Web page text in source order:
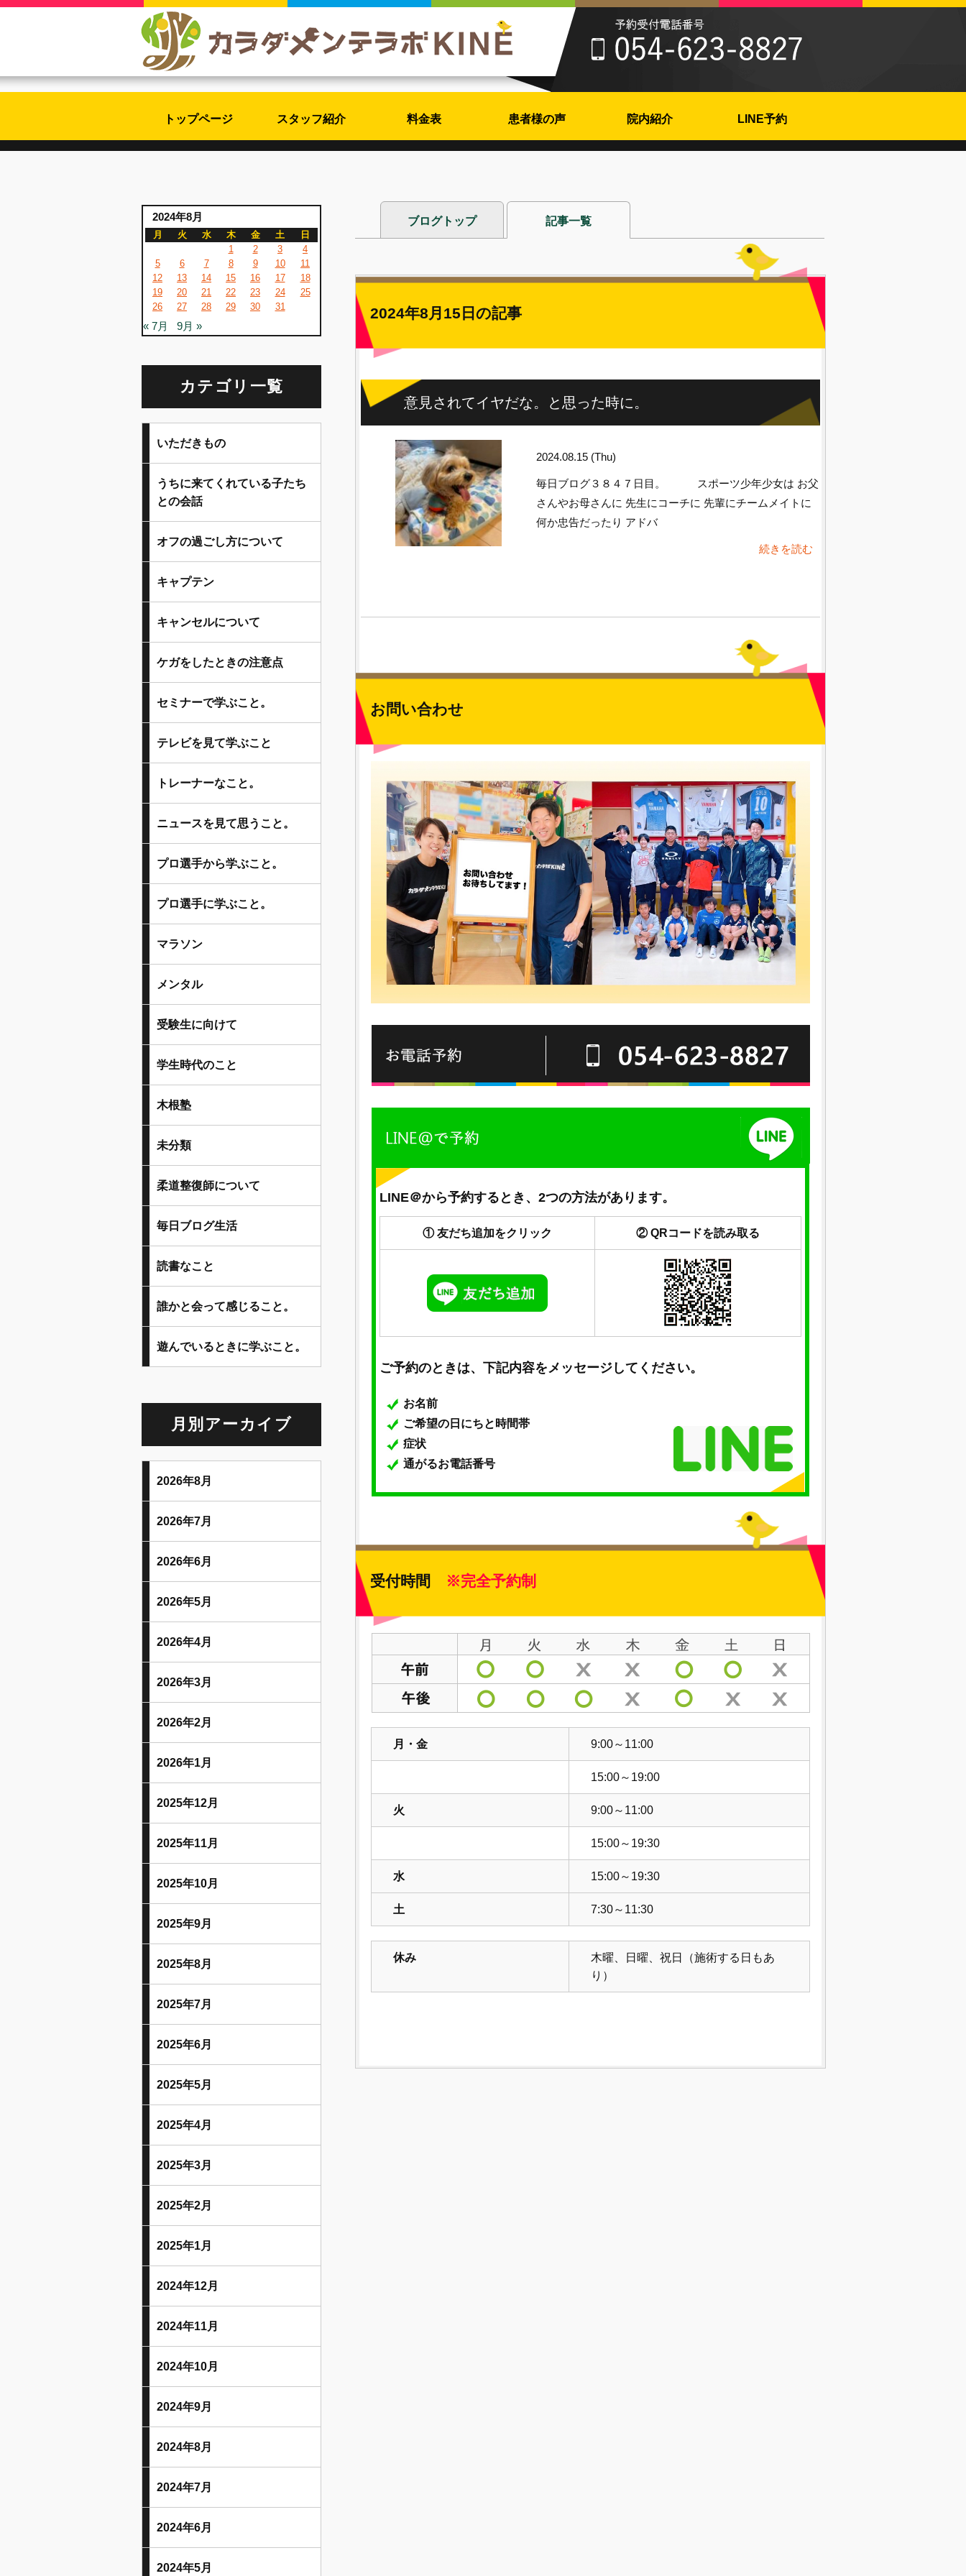
トップページ スタッフ紹介 料金表 患者様の声 院内紹介 LINE予約
ブログトップ 記事一覧
2024年8月15日の記事
意見されてイヤだな。と思った時に。
2024.08.15 (Thu)
毎日ブログ３８４７日目。 スポーツ少年少女は お父
さんやお母さんに 先生にコーチに 先輩にチームメイトに
何か忠告だったり アドバ
続きを読む
お問い合わせ
LINE＠から予約するとき、2つの方法があります。
① 友だち追加をクリック ② QRコードを読み取る
ご予約のときは、下記内容をメッセージしてください。
お名前
ご希望の日にちと時間帯
症状
通がるお電話番号
受付時間 ※完全予約制
月・金 9:00～11:00
15:00～19:00
火 9:00～11:00
15:00～19:30
水 15:00～19:30
土 7:30～11:30
休み
木曜、日曜、祝日（施術する日もあ
り）
2024年8月
月 火 水 木 金 土
日
1
2 3
4
5
6 7 8 9 10
11
12
13 14 15 16 17
18
19
20 21 22 23 24
25
26
27 28 29 30 31
« 7月 9月 »
カテゴリ一覧
いただきもの
うちに来てくれている子たち
との会話
オフの過ごし方について
キャプテン
キャンセルについて
ケガをしたときの注意点
セミナーで学ぶこと。
テレビを見て学ぶこと
トレーナーなこと。
ニュースを見て思うこと。
プロ選手から学ぶこと。
プロ選手に学ぶこと。
マラソン
メンタル
受験生に向けて
学生時代のこと
木根塾
未分類
柔道整復師について
毎日ブログ生活
読書なこと
誰かと会って感じること。
遊んでいるときに学ぶこと。
月別アーカイブ
2026年8月
2026年7月
2026年6月
2026年5月
2026年4月
2026年3月
2026年2月
2026年1月
2025年12月
2025年11月
2025年10月
2025年9月
2025年8月
2025年7月
2025年6月
2025年5月
2025年4月
2025年3月
2025年2月
2025年1月
2024年12月
2024年11月
2024年10月
2024年9月
2024年8月
2024年7月
2024年6月
2024年5月